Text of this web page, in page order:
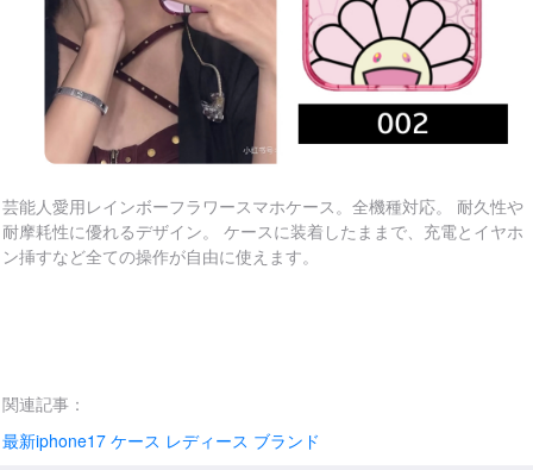
芸能人愛用レインボーフラワースマホケース。全機種対応。 耐久性や
耐摩耗性に優れるデザイン。 ケースに装着したままで、充電とイヤホ
ン挿すなど全ての操作が自由に使えます。
関連記事：
最新iphone17 ケース レディース ブランド